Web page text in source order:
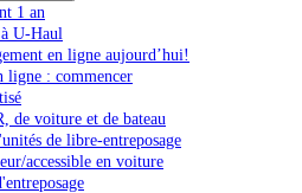
1 an
U-Haul
en ligne aujourd’hui!
ligne : commencer
de voiture et de bateau
de libre-entreposage
accessible en voiture